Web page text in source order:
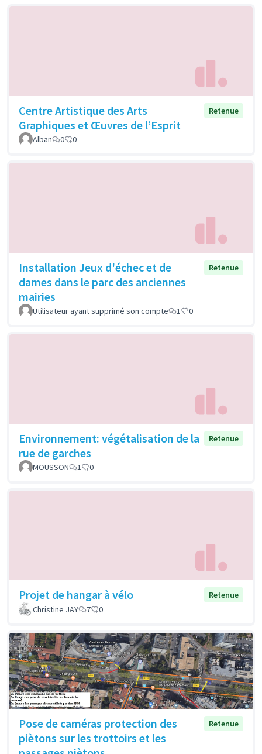
Centre Artistique des Arts
Graphiques et Œuvres de l’Esprit
Retenue
Alban 0 0
Installation Jeux d'échec et de
dames dans le parc des anciennes
mairies
Retenue
Utilisateur ayant supprimé son compte 1 0
Environnement: végétalisation de la
rue de garches
Retenue
MOUSSON 1 0
Projet de hangar à vélo
Retenue
Christine JAY
7 0
Pose de caméras protection des
piètons sur les trottoirs et les
Retenue